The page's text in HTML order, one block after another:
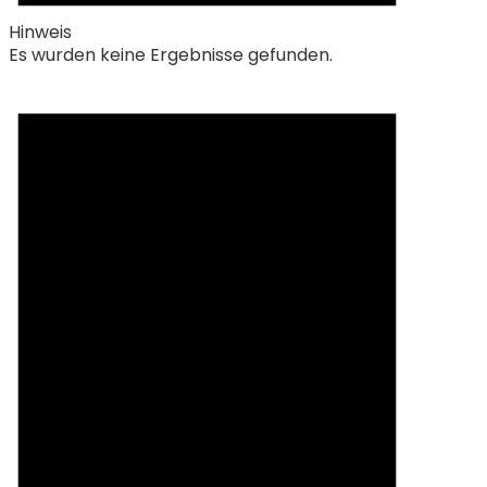
Hinweis
Es wurden keine Ergebnisse gefunden.